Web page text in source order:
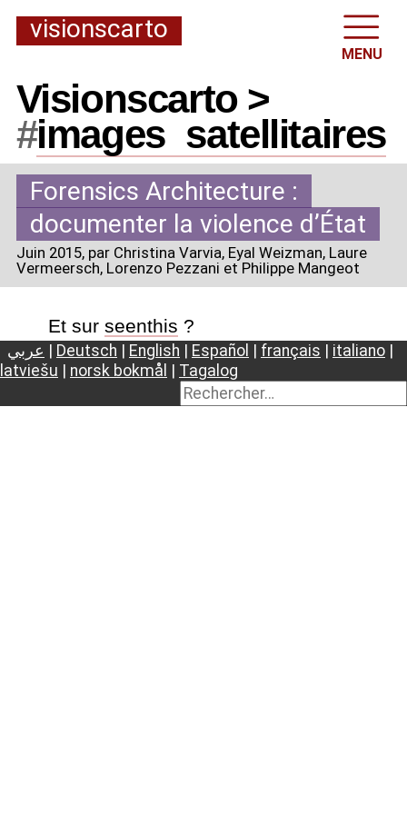
visionscarto
MENU
Visionscarto >
#images_ satellitaires
Forensics Architecture :
documenter la violence d’État
Juin 2015, par Christina Varvia, Eyal Weizman, Laure
Vermeersch, Lorenzo Pezzani et Philippe Mangeot
Et sur seenthis ?
عربي Deutsch English Español français italiano
latviešu
norsk bokmål Tagalog